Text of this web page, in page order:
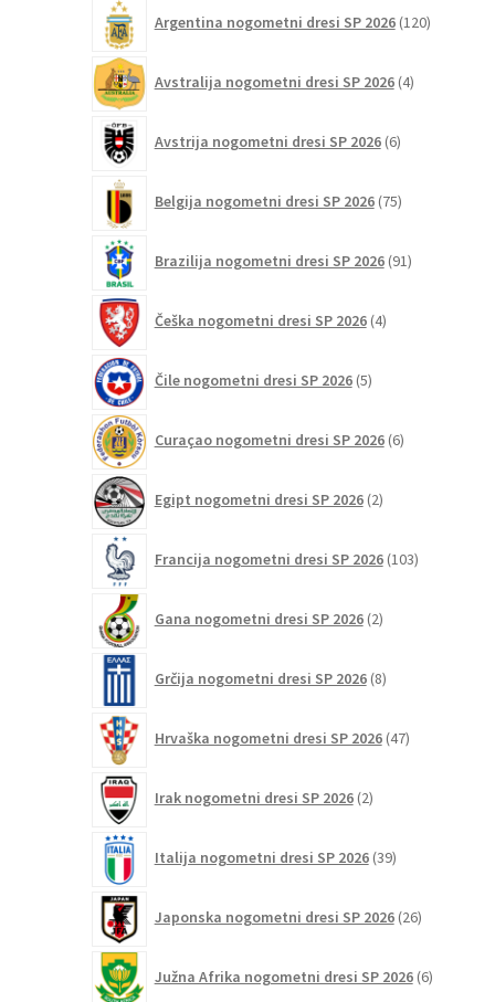
Argentina nogometni dresi SP 2026 120izdelkov
Avstralija nogometni dresi SP 2026 4izdelki
Avstrija nogometni dresi SP 2026 6izdelkov
Belgija nogometni dresi SP 2026 75izdelkov
Brazilija nogometni dresi SP 2026 91izdelkov
Češka nogometni dresi SP 2026 4izdelki
Čile nogometni dresi SP 2026 5izdelkov
Curaçao nogometni dresi SP 2026 6izdelkov
Egipt nogometni dresi SP 2026 2izdelka
Francija nogometni dresi SP 2026 103izdelki
Gana nogometni dresi SP 2026 2izdelka
Grčija nogometni dresi SP 2026 8izdelkov
Hrvaška nogometni dresi SP 2026 47izdelkov
Irak nogometni dresi SP 2026 2izdelka
Italija nogometni dresi SP 2026 39izdelkov
Japonska nogometni dresi SP 2026 26izdelkov
Južna Afrika nogometni dresi SP 2026 6izdelkov